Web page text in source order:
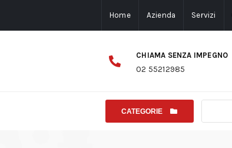
Home Azienda Servizi
CHIAMA SENZA IMPEGNO
02 55212985
CATEGORIE